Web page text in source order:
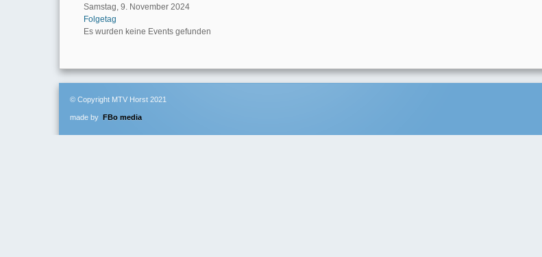
Samstag, 9. November 2024
Folgetag
Es wurden keine Events gefunden
© Copyright MTV Horst 2021
made by FBo media